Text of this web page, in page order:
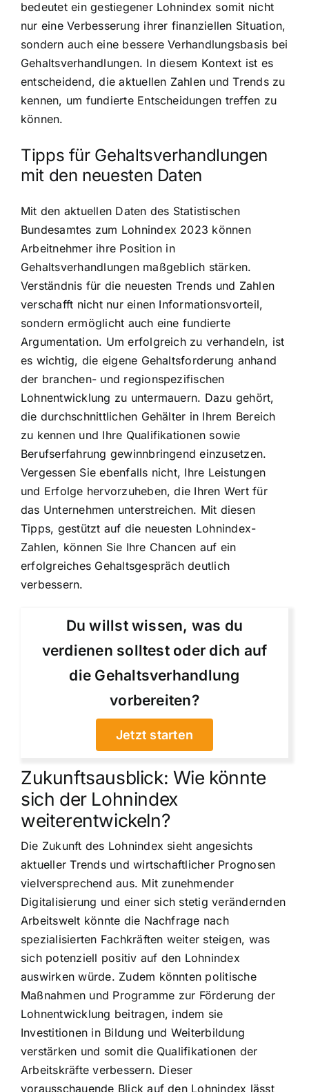
bedeutet ein gestiegener Lohnindex somit nicht
nur eine Verbesserung ihrer finanziellen Situation,
sondern auch eine bessere Verhandlungsbasis bei
Gehaltsverhandlungen. In diesem Kontext ist es
entscheidend, die aktuellen Zahlen und Trends zu
kennen, um fundierte Entscheidungen treffen zu
können.
Tipps für Gehaltsverhandlungen
mit den neuesten Daten
Mit den aktuellen Daten des Statistischen
Bundesamtes zum Lohnindex 2023 können
Arbeitnehmer ihre Position in
Gehaltsverhandlungen maßgeblich stärken.
Verständnis für die neuesten Trends und Zahlen
verschafft nicht nur einen Informationsvorteil,
sondern ermöglicht auch eine fundierte
Argumentation. Um erfolgreich zu verhandeln, ist
es wichtig, die eigene Gehaltsforderung anhand
der branchen- und regionspezifischen
Lohnentwicklung zu untermauern. Dazu gehört,
die durchschnittlichen Gehälter in Ihrem Bereich
zu kennen und Ihre Qualifikationen sowie
Berufserfahrung gewinnbringend einzusetzen.
Vergessen Sie ebenfalls nicht, Ihre Leistungen
und Erfolge hervorzuheben, die Ihren Wert für
das Unternehmen unterstreichen. Mit diesen
Tipps, gestützt auf die neuesten Lohnindex-
Zahlen, können Sie Ihre Chancen auf ein
erfolgreiches Gehaltsgespräch deutlich
verbessern.
Du willst wissen, was du
verdienen solltest oder dich auf
die Gehaltsverhandlung
vorbereiten?
Jetzt starten
Zukunftsausblick: Wie könnte
sich der Lohnindex
weiterentwickeln?
Die Zukunft des Lohnindex sieht angesichts
aktueller Trends und wirtschaftlicher Prognosen
vielversprechend aus. Mit zunehmender
Digitalisierung und einer sich stetig verändernden
Arbeitswelt könnte die Nachfrage nach
spezialisierten Fachkräften weiter steigen, was
sich potenziell positiv auf den Lohnindex
auswirken würde. Zudem könnten politische
Maßnahmen und Programme zur Förderung der
Lohnentwicklung beitragen, indem sie
Investitionen in Bildung und Weiterbildung
verstärken und somit die Qualifikationen der
Arbeitskräfte verbessern. Dieser
vorausschauende Blick auf den Lohnindex lässt